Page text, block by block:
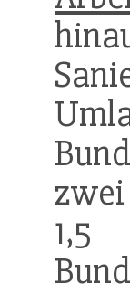
1,5